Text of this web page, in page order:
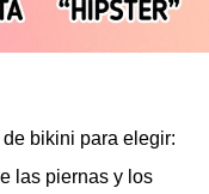
bikini para elegir:
las piernas y los